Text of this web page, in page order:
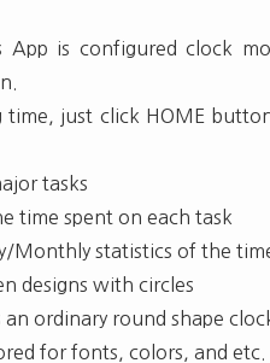
is configured clock
time, just click HOME
tasks
time spent on each task
Monthly statistics of the
designs with circles
an ordinary round shape
for fonts, colors, and etc.